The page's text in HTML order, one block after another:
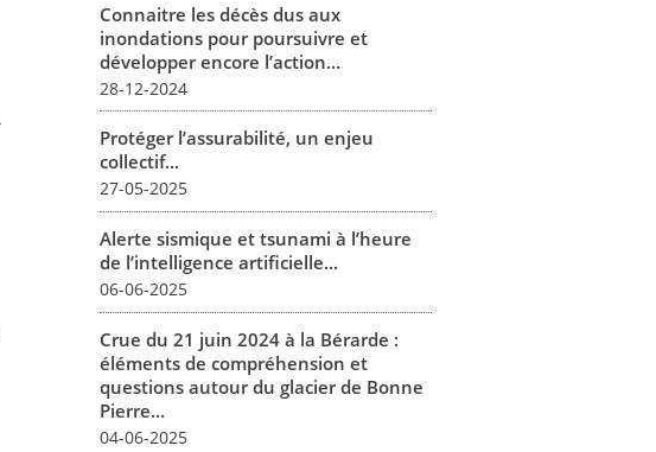
Connaitre les décès dus aux
inondations pour poursuivre et
développer encore l’action...
28-12-2024
Protéger l’assurabilité, un enjeu
collectif...
27-05-2025
Alerte sismique et tsunami à l’heure
de l’intelligence artificielle...
06-06-2025
Crue du 21 juin 2024 à la Bérarde :
éléments de compréhension et
questions autour du glacier de Bonne
Pierre...
04-06-2025